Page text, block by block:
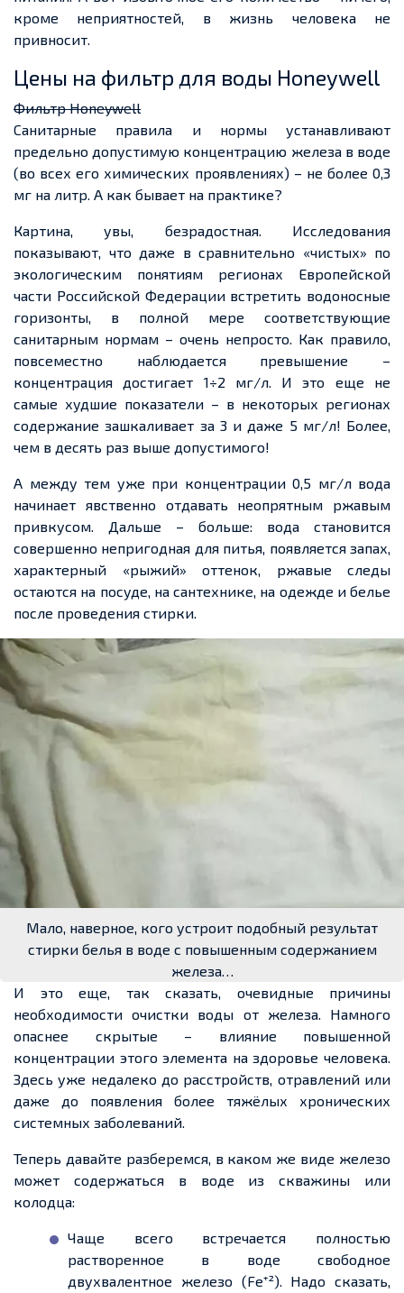
кроме неприятностей, в жизнь человека не
привносит.
Цены на фильтр для воды Honeywell
Фильтр Honeywell
Санитарные правила и нормы устанавливают
предельно допустимую концентрацию железа в воде
(во всех его химических проявлениях) – не более 0,3
мг на литр. А как бывает на практике?
Картина, увы, безрадостная. Исследования
показывают, что даже в сравнительно «чистых» по
экологическим понятиям регионах Европейской
части Российской Федерации встретить водоносные
горизонты, в полной мере соответствующие
санитарным нормам – очень непросто. Как правило,
повсеместно наблюдается превышение –
концентрация достигает 1÷2 мг/л. И это еще не
самые худшие показатели – в некоторых регионах
содержание зашкаливает за 3 и даже 5 мг/л! Более,
чем в десять раз выше допустимого!
А между тем уже при концентрации 0,5 мг/л вода
начинает явственно отдавать неопрятным ржавым
привкусом. Дальше – больше: вода становится
совершенно непригодная для питья, появляется запах,
характерный «рыжий» оттенок, ржавые следы
остаются на посуде, на сантехнике, на одежде и белье
после проведения стирки.
Мало, наверное, кого устроит подобный результат
стирки белья в воде с повышенным содержанием
железа…
И это еще, так сказать, очевидные причины
необходимости очистки воды от железа. Намного
опаснее скрытые – влияние повышенной
концентрации этого элемента на здоровье человека.
Здесь уже недалеко до расстройств, отравлений или
даже до появления более тяжёлых хронических
системных заболеваний.
Теперь давайте разберемся, в каком же виде железо
может содержаться в воде из скважины или
колодца:
Чаще всего встречается полностью
растворенное в воде свободное
двухвалентное железо (Fe⁺²). Надо сказать,